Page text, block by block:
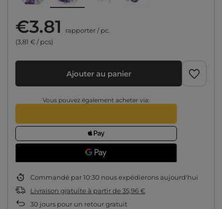
€3.81 rapporter/pc.
(3,81 € / pcs)
Ajouter au panier
Vous pouvez également acheter via:
Commandé par10:30 nous expédierons aujourd'hui
Livraison gratuite à partir de 35,96 €
30 jours pour un retour gratuit